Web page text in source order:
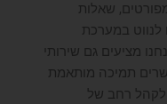
שאלות
לנווט במערכת
מציעים גם שירותי
תמיכה מותאמת
רחב של